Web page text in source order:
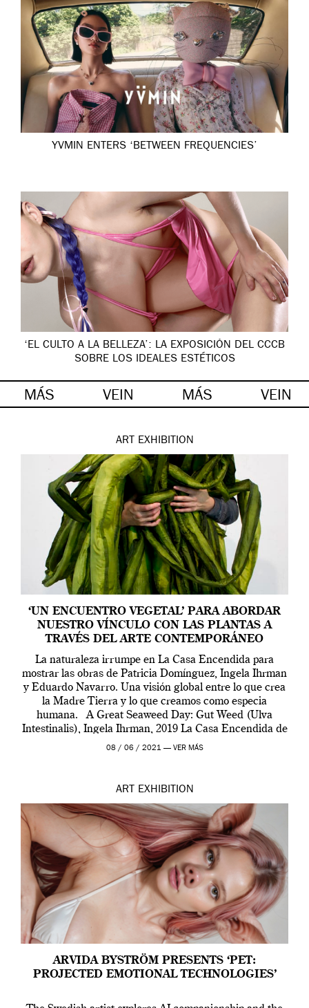
YVMIN ENTERS ‘BETWEEN FREQUENCIES’
‘EL CULTO A LA BELLEZA’: LA EXPOSICIÓN DEL CCCB
SOBRE LOS IDEALES ESTÉTICOS
MÁS VEIN MÁS VEIN
ART EXHIBITION
‘UN ENCUENTRO VEGETAL’ PARA ABORDAR
NUESTRO VÍNCULO CON LAS PLANTAS A
TRAVÉS DEL ARTE CONTEMPORÁNEO
La naturaleza irrumpe en La Casa Encendida para
mostrar las obras de Patricia Domínguez, Ingela Ihrman
y Eduardo Navarro. Una visión global entre lo que crea
la Madre Tierra y lo que creamos como especia
humana. A Great Seaweed Day: Gut Weed (Ulva
Intestinalis), Ingela Ihrman, 2019 La Casa Encendida de
Madrid y la Wellcome […]
08 / 06 / 2021 — VER MÁS
ART EXHIBITION
ARVIDA BYSTRÖM PRESENTS ‘PET:
PROJECTED EMOTIONAL TECHNOLOGIES’